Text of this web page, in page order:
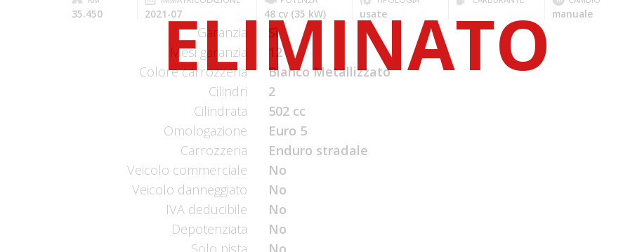
35.450 2021-07 48 cv (35 kW) usate manuale
Garanzia
Sì
Mesi garanzia
12
Colore carrozzeria
Bianco Metallizzato
Cilindri
2
Cilindrata
502 cc
Omologazione
Euro 5
Carrozzeria
Enduro stradale
Veicolo commerciale
No
Veicolo danneggiato
No
IVA deducibile
No
Depotenziata
No
Solo pista
No